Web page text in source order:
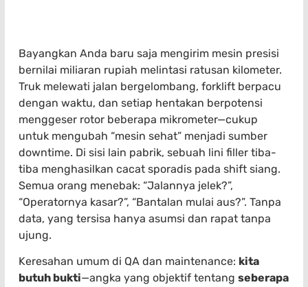
Bayangkan Anda baru saja mengirim mesin presisi
bernilai miliaran rupiah melintasi ratusan kilometer.
Truk melewati jalan bergelombang, forklift berpacu
dengan waktu, dan setiap hentakan berpotensi
menggeser rotor beberapa mikrometer—cukup
untuk mengubah “mesin sehat” menjadi sumber
downtime. Di sisi lain pabrik, sebuah lini filler tiba-
tiba menghasilkan cacat sporadis pada shift siang.
Semua orang menebak: “Jalannya jelek?”,
“Operatornya kasar?”, “Bantalan mulai aus?”. Tanpa
data, yang tersisa hanya asumsi dan rapat tanpa
ujung.
Keresahan umum di QA dan maintenance: kita
butuh bukti—angka yang objektif tentang seberapa